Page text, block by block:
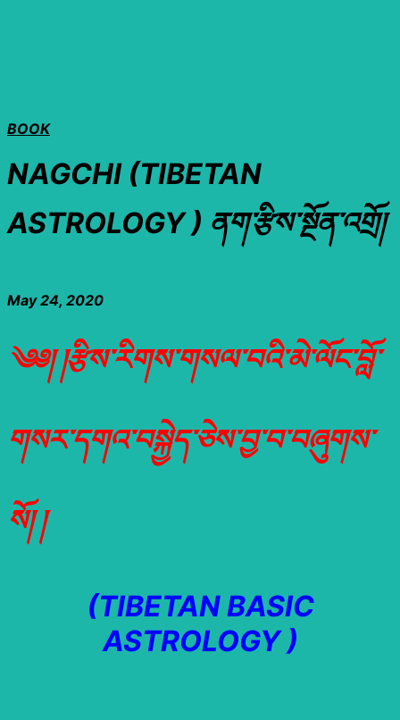
BOOK
NAGCHI (TIBETAN
ASTROLOGY ) ནག་རྩིས་སྔོན་འགྲོ།
May 24, 2020
༄༅། །རྩིས་རིགས་གསལ་བའི་མེ་ལོང་བློ་
གསར་དགའ་བསྐྱེད་ཅེས་བྱ་བ་བཞུགས་
སོ། །
(TIBETAN BASIC
ASTROLOGY )